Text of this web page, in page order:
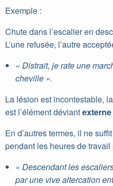
Exemple :
Chute dans l’escalier en
L’une refusée, l’autre
« Distrait, je rate une
cheville ».
La lésion est incontestable,
est l’élément déviantexterne
En d’autres termes, il ne
pendant les heures de
« Descendant les
par une vive altercation